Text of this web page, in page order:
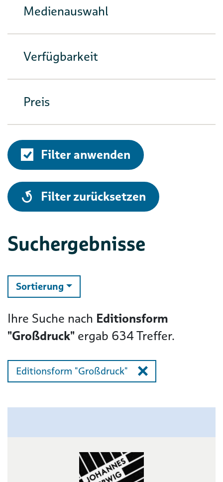
Medienauswahl
Verfügbarkeit
Preis
Filter anwenden
alle
Filter zurücksetzen
Suchergebnisse
Sortierung ändern
Ihre Suche nach Editionsform
"Großdruck" ergab 634Treffer.
Editionsform "Großdruck"